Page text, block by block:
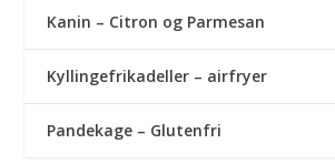
Kanin – Citron og Parmesan
Kyllingefrikadeller – airfryer
Pandekage – Glutenfri